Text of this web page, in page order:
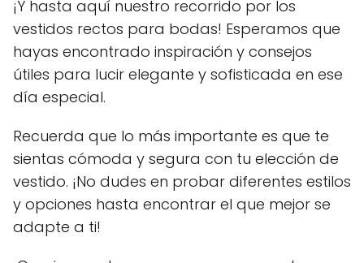
¡Y hasta aquí nuestro recorrido por los
vestidos rectos para bodas! Esperamos que
hayas encontrado inspiración y consejos
útiles para lucir elegante y sofisticada en ese
día especial.
Recuerda que lo más importante es que te
sientas cómoda y segura con tu elección de
vestido. ¡No dudes en probar diferentes estilos
y opciones hasta encontrar el que mejor se
adapte a ti!